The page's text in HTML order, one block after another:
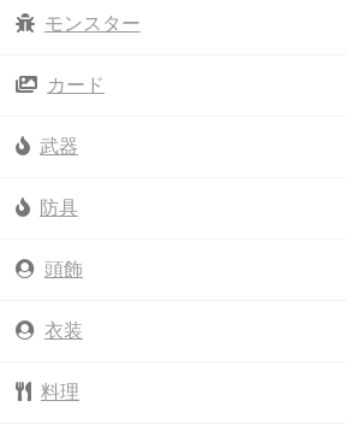
モンスター
カード
武器
防具
頭飾
衣装
料理